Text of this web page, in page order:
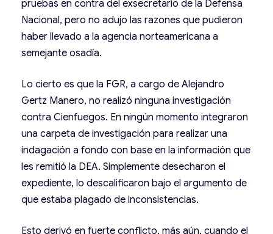
pruebas en contra del exsecretario de la Defensa
Nacional, pero no adujo las razones que pudieron
haber llevado a la agencia norteamericana a
semejante osadía.
Lo cierto es que la FGR, a cargo de Alejandro
Gertz Manero, no realizó ninguna investigación
contra Cienfuegos. En ningún momento integraron
una carpeta de investigación para realizar una
indagación a fondo con base en la información que
les remitió la DEA. Simplemente desecharon el
expediente, lo descalificaron bajo el argumento de
que estaba plagado de inconsistencias.
Esto derivó en fuerte conflicto, más aún, cuando el